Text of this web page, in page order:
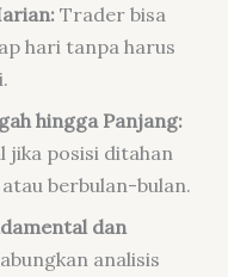
Trader bisa
hari tanpa harus
hingga Panjang:
posisi ditahan
berbulan-bulan.
dan
analisis